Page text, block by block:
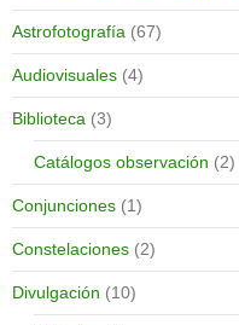
Astrofotografía (67)
Audiovisuales (4)
Biblioteca (3)
Catálogos observación (2)
Conjunciones (1)
Constelaciones (2)
Divulgación (10)